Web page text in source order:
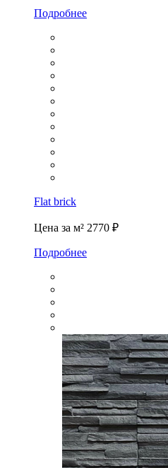
Подробнее
Flat brick
Цена за м² 2770 ₽
Подробнее